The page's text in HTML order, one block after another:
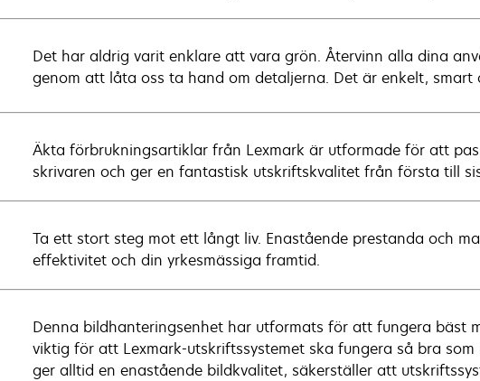
Det har aldrig varit enklare att vara grön. Återvinn alla dina
genom att låta oss ta hand om detaljerna. Det är enkelt,
Äkta förbrukningsartiklar från Lexmark är utformade för att
skrivaren och ger en fantastisk utskriftskvalitet från första till
Ta ett stort steg mot ett långt liv. Enastående prestanda och
effektivitet och din yrkesmässiga framtid.
Denna bildhanteringsenhet har utformats för att fungera
viktig för att Lexmark-utskriftssystemet ska fungera så bra
ger alltid en enastående bildkvalitet, säkerställer att